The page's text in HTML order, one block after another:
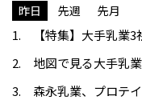
昨日 先週 先月
【特集】大手乳業
地図で見る大手乳
森永乳業、プロテ